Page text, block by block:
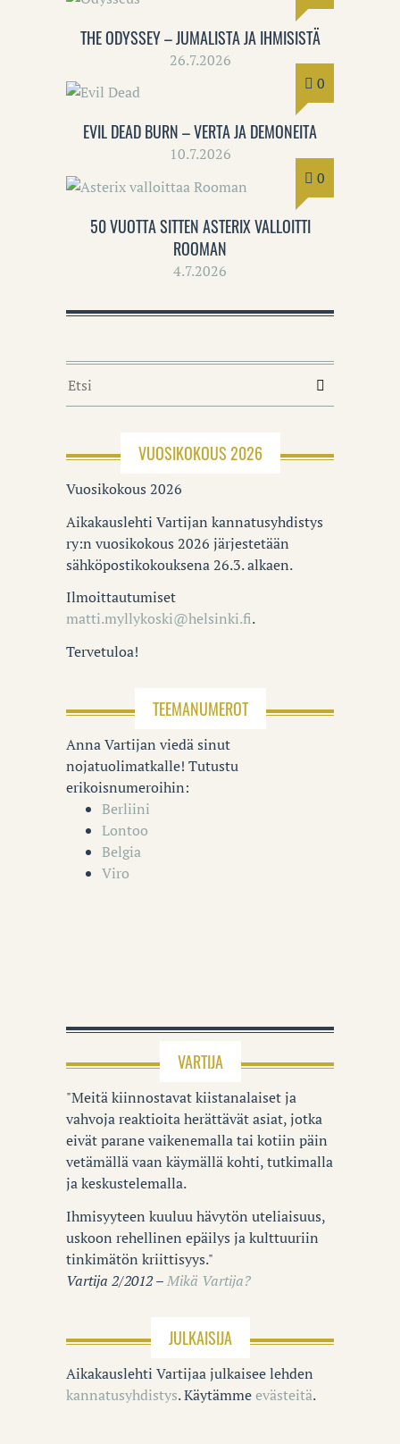
THE ODYSSEY – JUMALISTA JA IHMISISTÄ
26.7.2026
0
EVIL DEAD BURN – VERTA JA DEMONEITA
10.7.2026
0
50 VUOTTA SITTEN ASTERIX VALLOITTI
ROOMAN
4.7.2026
VUOSIKOKOUS 2026
Vuosikokous 2026
Aikakauslehti Vartijan kannatusyhdistys
ry:n vuosikokous 2026 järjestetään
sähköpostikokouksena 26.3. alkaen.
Ilmoittautumiset
matti.myllykoski@helsinki.fi.
Tervetuloa!
TEEMANUMEROT
Anna Vartijan viedä sinut
nojatuolimatkalle! Tutustu
erikoisnumeroihin:
Berliini
Lontoo
Belgia
Viro
VARTIJA
"Meitä kiinnostavat kiistanalaiset ja
vahvoja reaktioita herättävät asiat, jotka
eivät parane vaikenemalla tai kotiin päin
vetämällä vaan käymällä kohti, tutkimalla
ja keskustelemalla.
Ihmisyyteen kuuluu hävytön uteliaisuus,
uskoon rehellinen epäilys ja kulttuuriin
tinkimätön kriittisyys."
Vartija 2/2012 –Mikä Vartija?
JULKAISIJA
Aikakauslehti Vartijaa julkaisee lehden
kannatusyhdistys. Käytämmeevästeitä.